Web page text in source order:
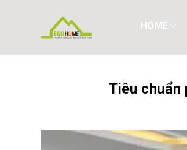
HOME
Tiêu chuẩn